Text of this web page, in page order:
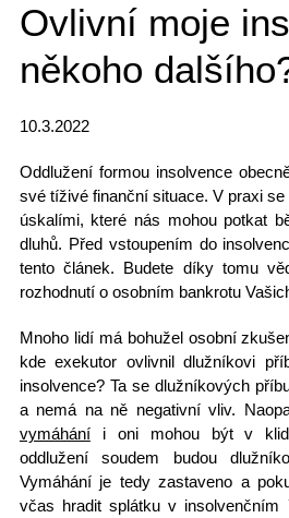
Ovlivní moje
někoho
10.3.2022
Oddlužení formou insolvence
své tíživé finanční situace. V praxi
úskalími, které nás mohou potkat
dluhů. Před vstoupením do
tento článek. Budete díky tomu
rozhodnutí o osobním bankrotu
Mnoho lidí má bohužel osobní
kde exekutor ovlivnil dlužníkovi
insolvence? Ta se dlužníkových
a nemá na ně negativní vliv.
vymáháníi oni mohou být v
oddlužení soudem budou
Vymáhání je tedy zastaveno a
včas hradit splátku v